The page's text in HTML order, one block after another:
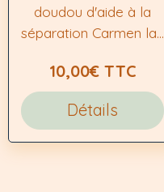
doudou d'aide à la
séparation Carmen la...
10,00€ TTC
Détails